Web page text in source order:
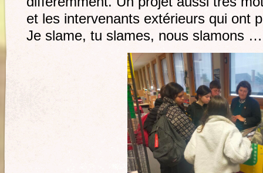
et les intervenants extérieurs qui ont
Je slame, tu slames, nous slamons